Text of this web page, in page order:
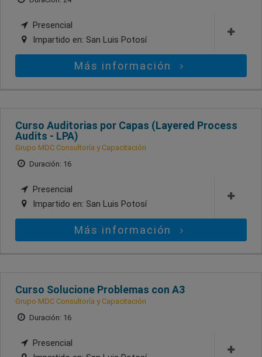
Presencial
Impartido en: San Luis Potosí
Más información
Curso Auditorias por Capas (Layered Process
Audits - LPA)
Grupo MDC Consultoría y Capacitación
Duración: 16
Presencial
Impartido en: San Luis Potosí
Más información
Curso Solucione Problemas con A3
Grupo MDC Consultoría y Capacitación
Duración: 16
Presencial